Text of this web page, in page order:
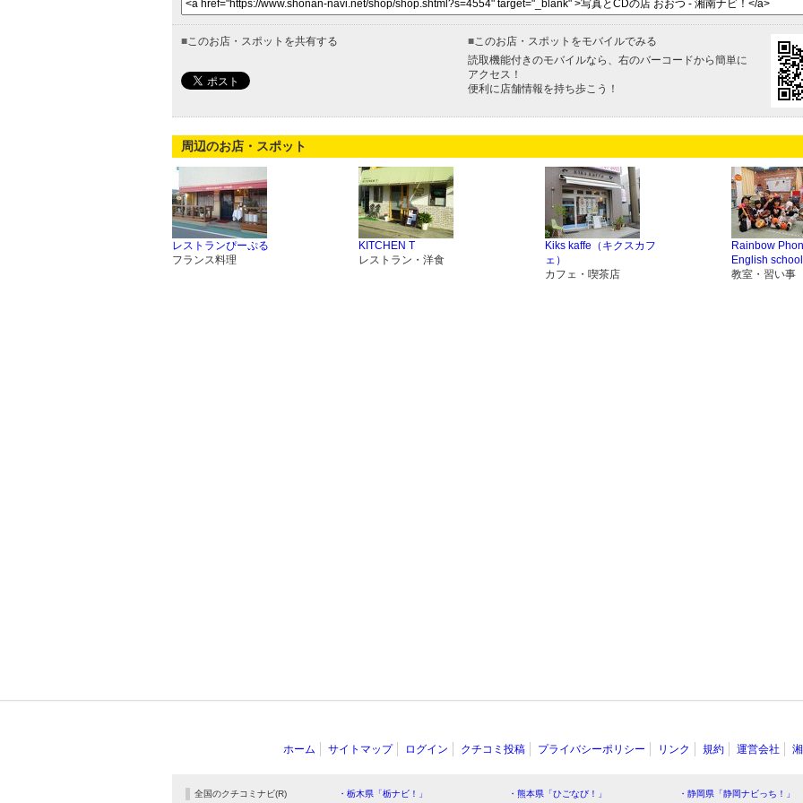
■ このお店・スポットを共有する ■ このお店・スポットをモバイルでみる
読取機能付きのモバイルなら、右のバーコードから簡単に
アクセス！
便利に店舗情報を持ち歩こう！
周辺のお店・スポット
レストランぴーぷる
フランス料理
KITCHEN T
レストラン・洋食
Kiks kaffe（キクスカフ
ェ）
カフェ・喫茶店
Rainbow
English school
教室・習い事
ホーム サイトマップ ログイン クチコミ投稿 プライバシーポリシー リンク 規約 運営会社
全国のクチコミナビ(R) ・栃木県「栃ナビ！」 ・熊本県「ひごなび！」 ・静岡県「静岡ナビっち！」